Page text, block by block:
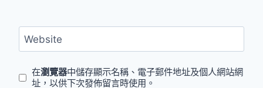
Website
在瀏覽器中儲存顯示名稱、電子郵件地址及個人網站網
址，以供下次發佈留言時使用。